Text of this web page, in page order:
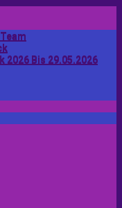
2026 Bis 29.05.2026